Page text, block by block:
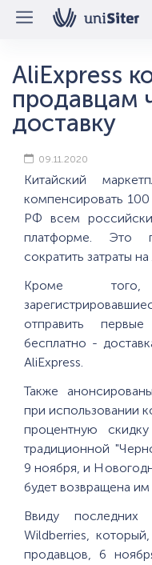
AliExpress
продавцам
доставку
09.11.2020
Китайский
компенсировать 100
РФ всем
платформе. Это
сократить затраты
Кроме
отправить
бесплатно -
AliExpress.
Также
при использовании
процентную
традиционной
9 ноября, и
будет возвращена им
Ввиду последних
Wildberries,
продавцов, 6